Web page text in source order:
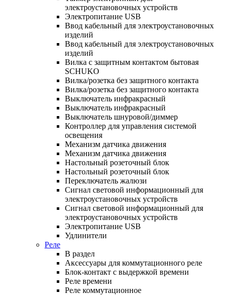
электроустановочных устройств
Электропитание USB
Ввод кабельный для электроустановочных
изделий
Ввод кабельный для электроустановочных
изделий
Вилка с защитным контактом бытовая
SCHUKO
Вилка/розетка без защитного контакта
Вилка/розетка без защитного контакта
Выключатель инфракрасный
Выключатель инфракрасный
Выключатель шнуровой/диммер
Контроллер для управления системой
освещения
Механизм датчика движения
Механизм датчика движения
Настольный розеточный блок
Настольный розеточный блок
Переключатель жалюзи
Сигнал световой информационный для
электроустановочных устройств
Сигнал световой информационный для
электроустановочных устройств
Электропитание USB
Удлинители
Реле
В раздел
Аксессуары для коммутационного реле
Блок-контакт с выдержкой времени
Реле времени
Реле коммутационное